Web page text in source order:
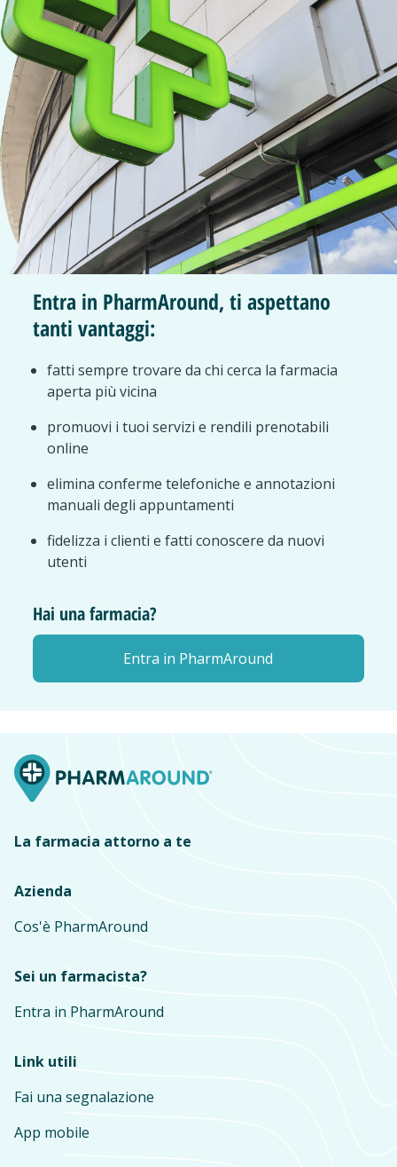
Entra in PharmAround, ti aspettano
tanti vantaggi:
fatti sempre trovare da chi cerca la farmacia
aperta più vicina
promuovi i tuoi servizi e rendili prenotabili
online
elimina conferme telefoniche e annotazioni
manuali degli appuntamenti
fidelizza i clienti e fatti conoscere da nuovi
utenti
Hai una farmacia?
Entra in PharmAround
La farmacia attorno a te
Azienda
Cos'è PharmAround
Sei un farmacista?
Entra in PharmAround
Link utili
Fai una segnalazione
App mobile